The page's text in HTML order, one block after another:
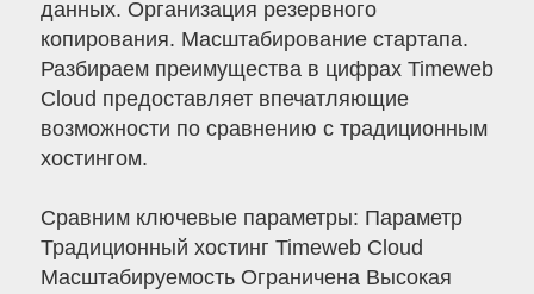
данных. Организация резервного
копирования. Масштабирование стартапа.
Разбираем преимущества в цифрах Timeweb
Cloud предоставляет впечатляющие
возможности по сравнению с традиционным
хостингом.
Сравним ключевые параметры: Параметр
Традиционный хостинг Timeweb Cloud
Масштабируемость Ограничена Высокая